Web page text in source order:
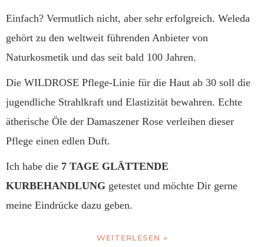
Einfach? Vermutlich nicht, aber sehr erfolgreich. Weleda
gehört zu den weltweit führenden Anbieter von
Naturkosmetik und das seit bald 100 Jahren.
Die WILDROSE Pflege-Linie für die Haut ab 30 soll die
jugendliche Strahlkraft und Elastizität bewahren. Echte
ätherische Öle der Damaszener Rose verleihen dieser
Pflege einen edlen Duft.
Ich habe die 7 TAGE GLÄTTENDE
KURBEHANDLUNG getestet und möchte Dir gerne
meine Eindrücke dazu geben.
WEITERLESEN »